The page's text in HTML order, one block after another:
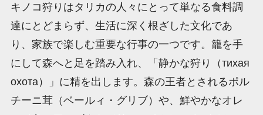
キノコ狩りはタリカの人々にとって単なる食料調
達にとどまらず、生活に深く根ざした文化であ
り、家族で楽しむ重要な行事の一つです。籠を手
にして森へと足を踏み入れ、「静かな狩り（тихая
охота）」に精を出します。森の王者とされるポル
チーニ茸（ベールィ・グリブ）や、鮮やかなオレ